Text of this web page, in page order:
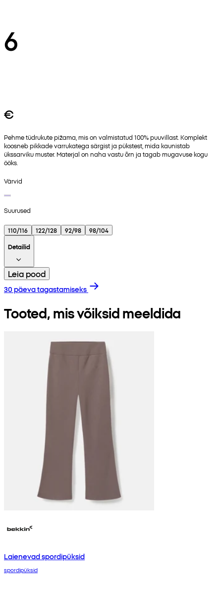
6
€
Pehme tüdrukute pižama, mis on valmistatud 100% puuvillast. Komplekt
koosneb pikkade varrukatega särgist ja pükstest, mida kaunistab
ükssarviku muster. Materjal on naha vastu õrn ja tagab mugavuse kogu
ööks.
Värvid
Suurused
110/116 122/128 92/98
98/104
Detailid
Leia pood
30 päeva tagastamiseks
Tooted, mis võiksid meeldida
Laienevad spordipüksid
spordipüksid